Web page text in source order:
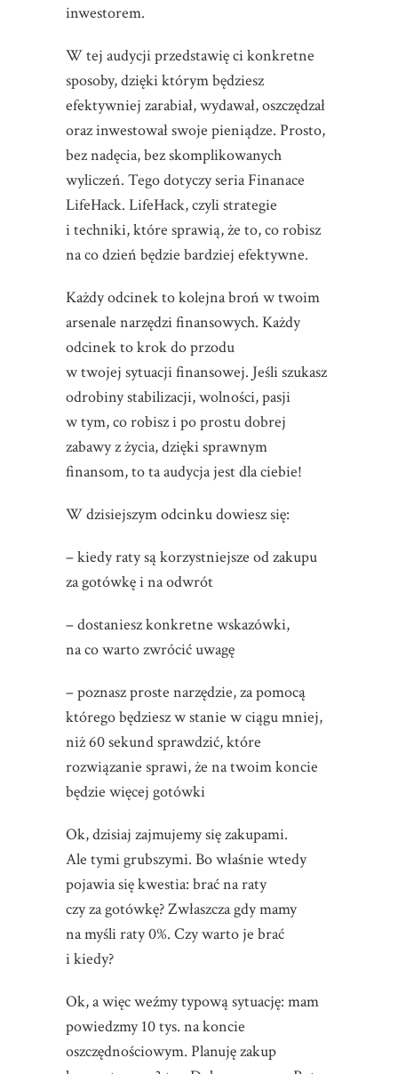
inwestorem.
W tej audycji przedstawię ci konkretne
sposoby, dzięki którym będziesz
efektywniej zarabiał, wydawał, oszczędzał
oraz inwestował swoje pieniądze. Prosto,
bez nadęcia, bez skomplikowanych
wyliczeń. Tego dotyczy seria Finanace
LifeHack. LifeHack, czyli strategie
i techniki, które sprawią, że to, co robisz
na co dzień będzie bardziej efektywne.
Każdy odcinek to kolejna broń w twoim
arsenale narzędzi finansowych. Każdy
odcinek to krok do przodu
w twojej sytuacji finansowej. Jeśli szukasz
odrobiny stabilizacji, wolności, pasji
w tym, co robisz i po prostu dobrej
zabawy z życia, dzięki sprawnym
finansom, to ta audycja jest dla ciebie!
W dzisiejszym odcinku dowiesz się:
– kiedy raty są korzystniejsze od zakupu
za gotówkę i na odwrót
– dostaniesz konkretne wskazówki,
na co warto zwrócić uwagę
– poznasz proste narzędzie, za pomocą
którego będziesz w stanie w ciągu mniej,
niż 60 sekund sprawdzić, które
rozwiązanie sprawi, że na twoim koncie
będzie więcej gotówki
Ok, dzisiaj zajmujemy się zakupami.
Ale tymi grubszymi. Bo właśnie wtedy
pojawia się kwestia: brać na raty
czy za gotówkę? Zwłaszcza gdy mamy
na myśli raty 0%. Czy warto je brać
i kiedy?
Ok, a więc weźmy typową sytuację: mam
powiedzmy 10 tys. na koncie
oszczędnościowym. Planuję zakup